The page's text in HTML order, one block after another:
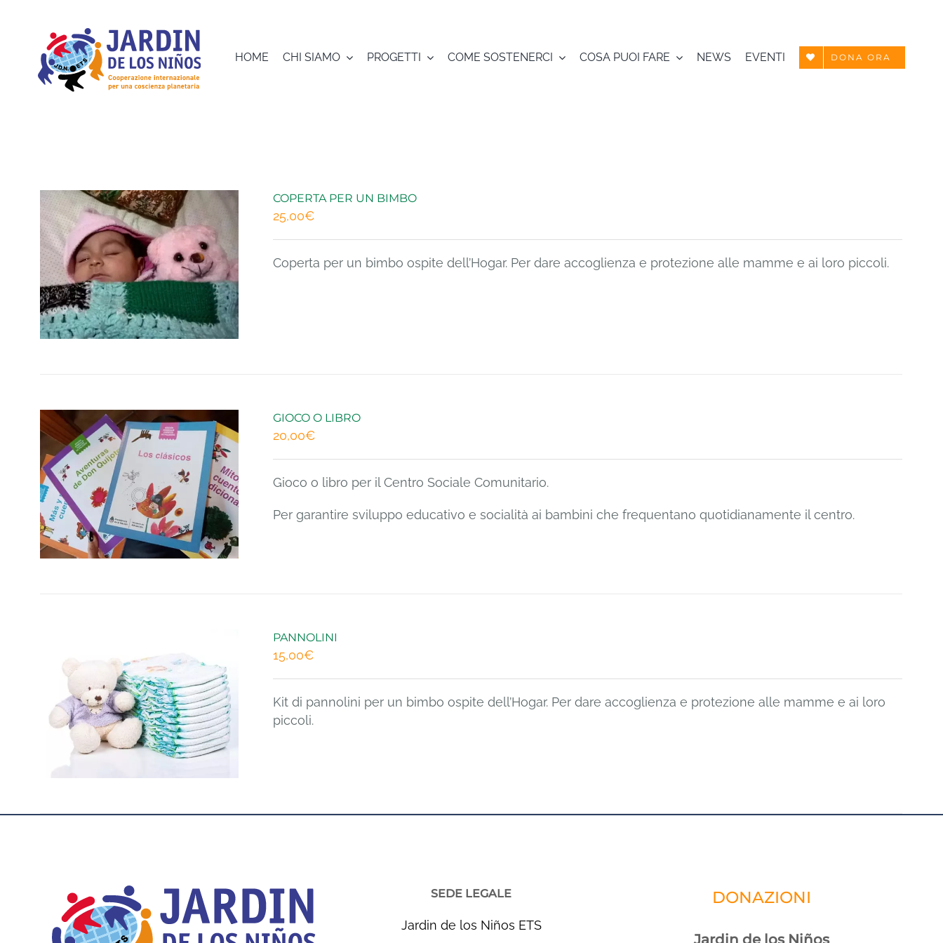
contenuto
HOME CHI SIAMO PROGETTI COME SOSTENERCI COSA PUOI FARE NEWS EVENTI DONA ORA
COPERTA PER UN BIMBO
25,00€
Coperta per un bimbo ospite dell’Hogar. Per dare accoglienza e protezione alle mamme e ai loro piccoli.
GIOCO O LIBRO
20,00€
Gioco o libro per il Centro Sociale Comunitario.
Per garantire sviluppo educativo e socialità ai bambini che frequentano quotidianamente il centro.
PANNOLINI
15,00€
Kit di pannolini per un bimbo ospite dell’Hogar. Per dare accoglienza e protezione alle mamme e ai loro
piccoli.
SEDE LEGALE
Jardin de los Niños ETS
DONAZIONI
Jardin de los Niños